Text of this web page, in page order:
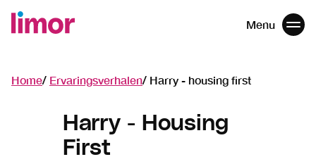
Navigatie
Menu
Home Ervaringsverhalen Harry - housing first
Harry - Housing
First